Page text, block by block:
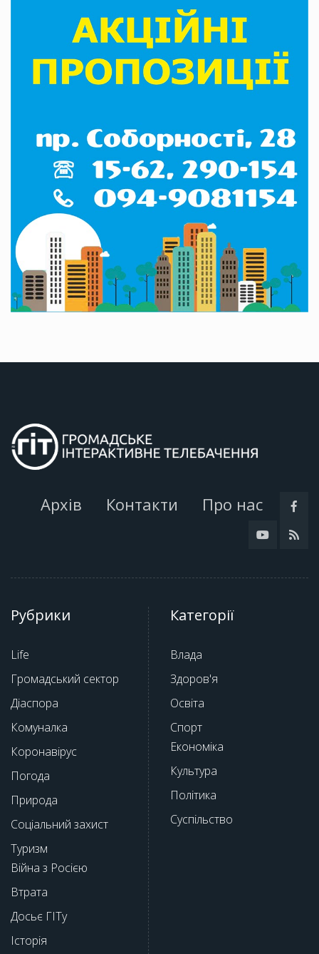
Архів Контакти Про нас
Рубрики
Life
Громадський сектор
Діаспора
Комуналка
Коронавірус
Погода
Природа
Соціальний захист
Туризм
Війна з Росією
Втрата
Досьє ГІТу
Історія
Категорії
Влада
Здоров'я
Освіта
Спорт
Економіка
Культура
Політика
Суспільство